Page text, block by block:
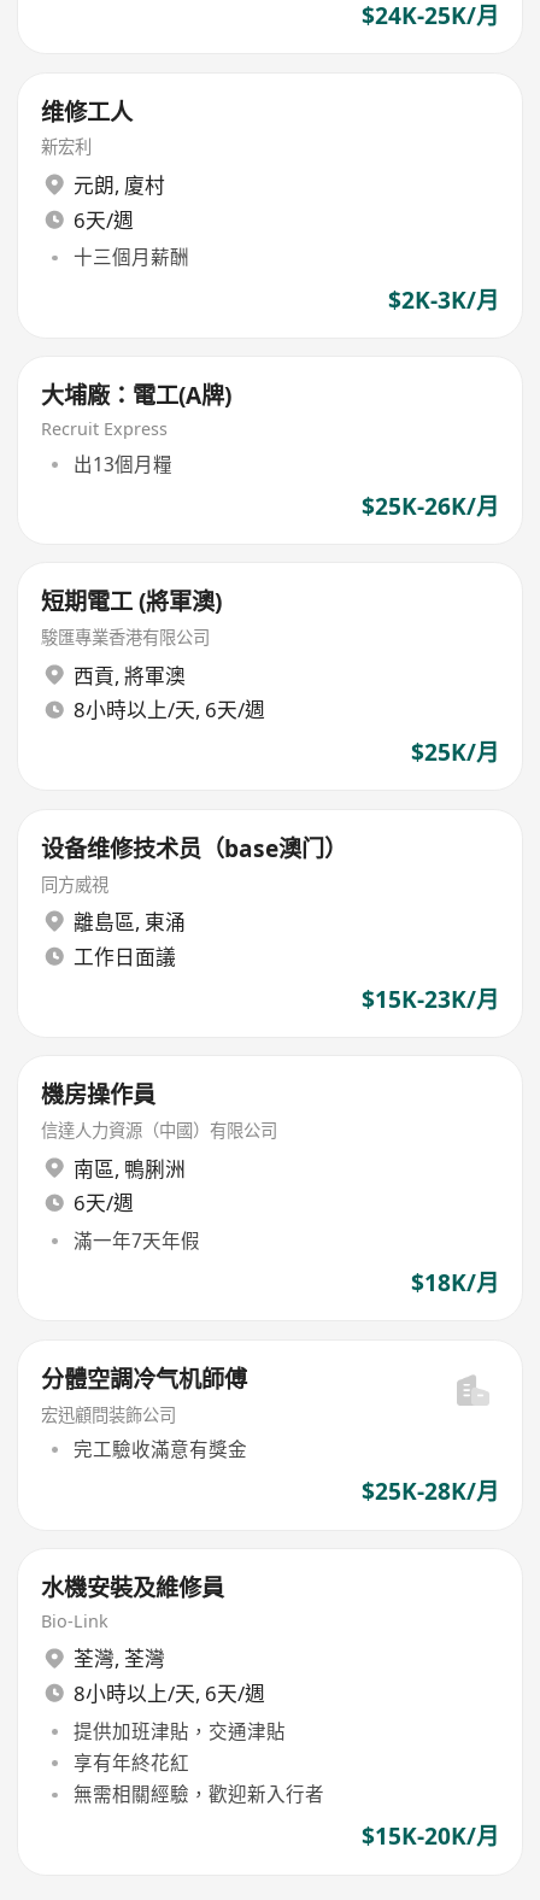
$24K-25K/月
维修工人
新宏利
元朗, 廈村
6天/週
十三個月薪酬
$2K-3K/月
大埔廠：電工(A牌)
Recruit Express
出13個月糧
$25K-26K/月
短期電工 (將軍澳)
駿匯專業香港有限公司
西貢, 將軍澳
8小時以上/天, 6天/週
$25K/月
设备维修技术员（base澳门）
同方威視
離島區, 東涌
工作日面議
$15K-23K/月
機房操作員
信達人力資源（中國）有限公司
南區, 鴨脷洲
6天/週
滿一年7天年假
$18K/月
分體空調冷气机師傅
宏迅顧問装飾公司
完工驗收滿意有獎金
$25K-28K/月
水機安裝及維修員
Bio-Link
荃灣, 荃灣
8小時以上/天, 6天/週
提供加班津貼，交通津貼
享有年終花紅
無需相關經驗，歡迎新入行者
$15K-20K/月